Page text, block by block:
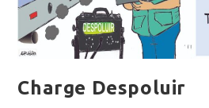
Charge Despoluir